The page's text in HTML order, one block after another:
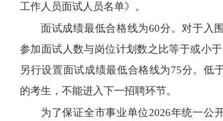
工作人员面试人员名单》。
面试成绩最低合格线为60分。对于入
参加面试人数与岗位计划数之比等于或小
另行设置面试成绩最低合格线为75分。低
的考生，不能进入下一招聘环节。
为了保证全市事业单位2026年统一公